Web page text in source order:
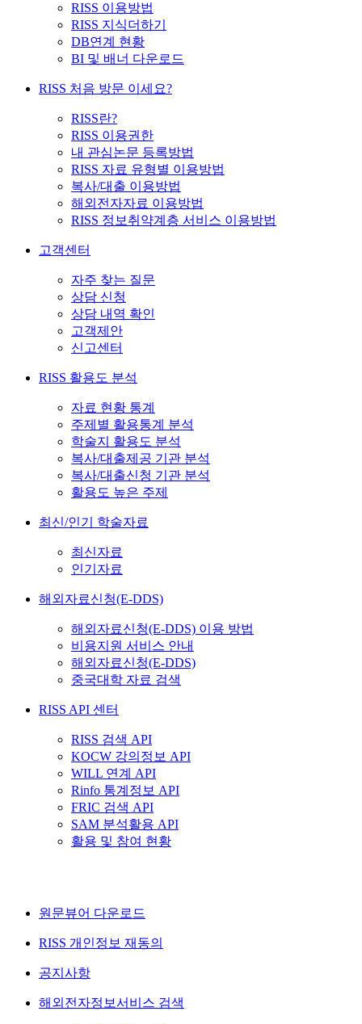
RISS 이용방법
RISS 지식더하기
DB연계 현황
BI 및 배너 다운로드
RISS 처음 방문 이세요?
RISS란?
RISS 이용권한
내 관심논문 등록방법
RISS 자료 유형별 이용방법
복사/대출 이용방법
해외전자자료 이용방법
RISS 정보취약계층 서비스 이용방법
고객센터
자주 찾는 질문
상담 신청
상담 내역 확인
고객제안
신고센터
RISS 활용도 분석
자료 현황 통계
주제별 활용통계 분석
학술지 활용도 분석
복사/대출제공 기관 분석
복사/대출신청 기관 분석
활용도 높은 주제
최신/인기 학술자료
최신자료
인기자료
해외자료신청(E-DDS)
해외자료신청(E-DDS) 이용 방법
비용지원 서비스 안내
해외자료신청(E-DDS)
중국대학 자료 검색
RISS API 센터
RISS 검색 API
KOCW 강의정보 API
WILL 연계 API
Rinfo 통계정보 API
FRIC 검색 API
SAM 분석활용 API
활용 및 참여 현황
원문뷰어 다운로드
RISS 개인정보 재동의
공지사항
해외전자정보서비스 검색